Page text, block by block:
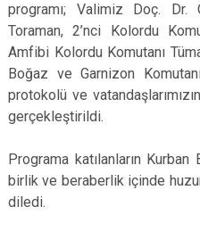
programı; Valimiz Doç.
Toraman, 2’nci Kolordu
Amfibi Kolordu Komutanı
Boğaz ve Garnizon
protokolü ve
gerçekleştirildi.
Programa katılanların Kurban
birlik ve beraberlik içinde
diledi.